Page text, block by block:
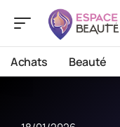
Achats Beauté